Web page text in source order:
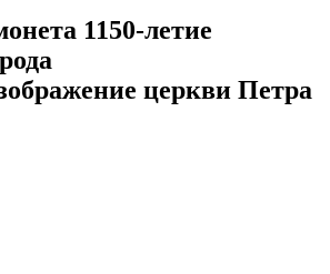
1150-летие
церкви Петра